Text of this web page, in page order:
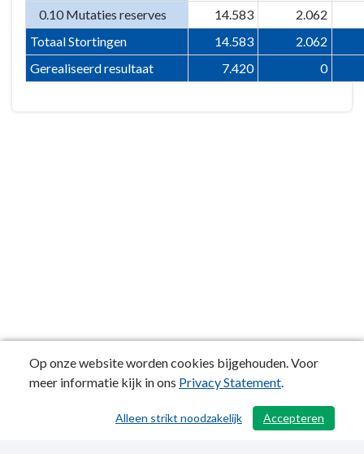
0.10 Mutaties reserves
14.583
2.062
Totaal Stortingen
14.583
2.062
Gerealiseerd resultaat
7.420 0
/ 543
Op onze website worden cookies bijgehouden. Voor
meer informatie kijk in ons Privacy Statement.
Accepteren
Alleen strikt noodzakelijk